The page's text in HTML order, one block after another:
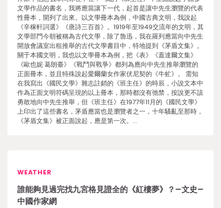
文學作品的書名，我將應當讓下一代，起首是讓中先生瀏覽的代表
性冊本，開列了出來。以文學冊本為例，中國古典文明，我說起
《辛稼軒詞選》《唐詩三百首》。1919年至1949交流年的文明，其
文學部門今朝被稱為古代文學，除了魯迅，我在羅列應當向中先生
開放會議室出租推舉的古代文學書目中，特地提到《茅盾文集》。
關于本國文明，我也以文學冊本為例，把《表》《蓋達爾文集》
《歐也妮·葛朗臺》《戰鬥與戰爭》都列為應向中先生推舉瀏覽的
正面冊本，並且特殊說起愛爾蘭女作家伏尼契的《牛虻》。 需知
在我寫出《國民文學》雜志註銷的《班主任》的時辰，小說文本中
作為正面文明符碼呈現的以上冊本，那時都沒有弛禁，按說更不該
勇敢地向中先生推舉，但《班主任》在1977年11月的《國民文學》
上印出了這些書名，茅盾應當也是瀏覽者之一，十年騷亂至那時，
《茅盾文集》被正面說起，應是第一次。…
WEATHER
誰能夠見過完找九宮格見證全的《紅樓夢》？–文史–
中國作家網